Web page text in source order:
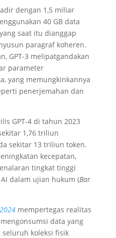
dengan 1,5 miliar
40 GB data
saat itu dianggap
paragraf koheren.
GPT-3 melipatgandakan
parameter
yang memungkinkannya
penerjemahan dan
GPT-4 di tahun 2023
1,76 triliun
sekitar 13 triliun token.
kecepatan,
tingkat tinggi
dalam ujian hukum (Bar
mempertegas realitas
data yang
koleksi fisik